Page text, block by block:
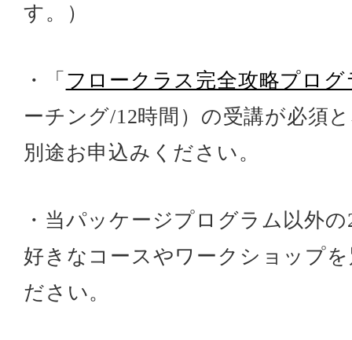
す。）
・「 フロークラス完全攻略プログ
ーチング/12時間）の受講が必須
別途お申込みください。
・当パッケージプログラム以外
好きなコースやワークショップ
ださい。